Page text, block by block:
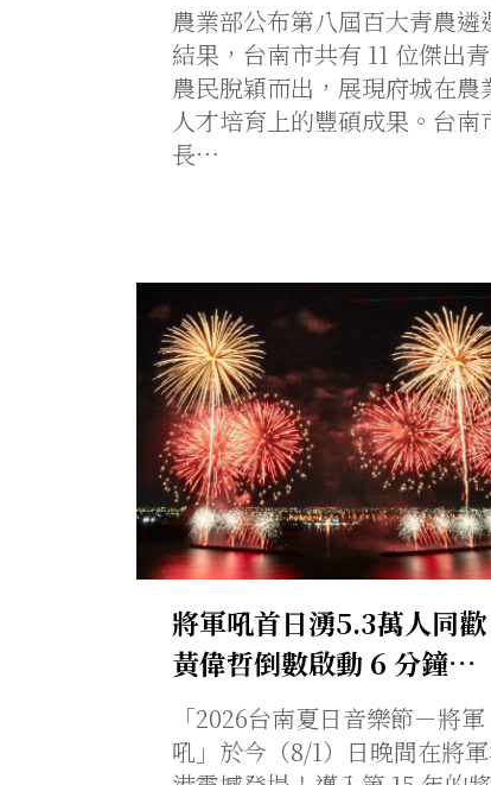
農業部公布第八屆百大青農遴
結果，台南市共有 11 位傑出
農民脫穎而出，展現府城在農
人才培育上的豐碩成果。台南
長…
將軍吼首日湧5.3萬人同歡
黃偉哲倒數啟動 6 分鐘…
「2026台南夏日音樂節－將軍
吼」於今（8/1）日晚間在將